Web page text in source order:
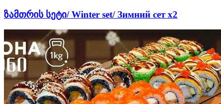
ზამთრის სეტი/ Winter set/ Зимний сет х2